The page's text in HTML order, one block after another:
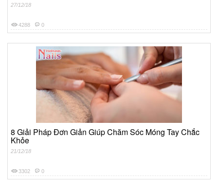
27/12/18
4288 0
8 Giải Pháp Đơn Giản Giúp Chăm Sóc Móng Tay Chắc
Khỏe
21/12/18
3302 0